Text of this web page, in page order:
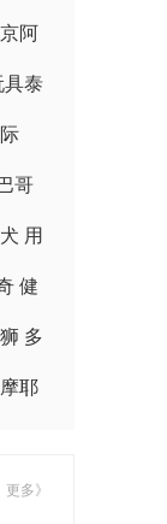
阿
具泰
哥
用
健
多
耶
更多》